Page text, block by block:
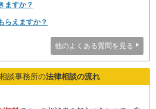
ますか？
らえますか？
他のよくある質問を見る
談事務所の法律相談の流れ